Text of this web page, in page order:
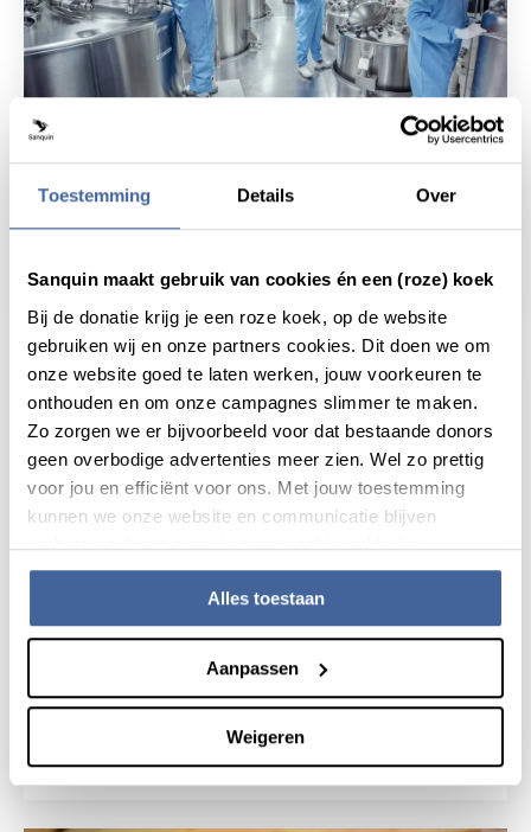
Toestemming Details Over
Sanquin maakt gebruik van cookies én een (roze) koek
Bij de donatie krijg je een roze koek, op de website
gebruiken wij en onze partners cookies. Dit doen we om
onze website goed te laten werken, jouw voorkeuren te
onthouden en om onze campagnes slimmer te maken.
Zo zorgen we er bijvoorbeeld voor dat bestaande donors
geen overbodige advertenties meer zien. Wel zo prettig
voor jou en efficiënt voor ons. Met jouw toestemming
kunnen we onze website en communicatie blijven
verbeteren. Lees meer in onze cookieverklaring.
Alles toestaan
Aanpassen
Weigeren
Nieuws 29 maart 2022
lees nieuws over nederlands plasma naar oekraïne
Ook Nederland zoekt meer plasma
lees nieuwsover ook nederland zoekt meer plasma